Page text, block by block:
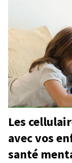
Les
avec vos
santé